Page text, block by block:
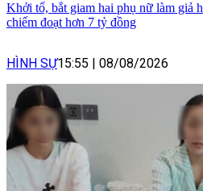
Khởi tố, bắt giam hai phụ nữ làm giả
chiếm đoạt hơn 7 tỷ đồng
HÌNH SỰ15:55 08/08/2026